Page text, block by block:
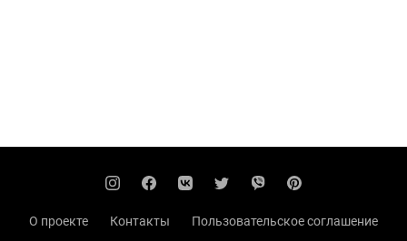
О проекте Контакты
Пользовательское соглашение